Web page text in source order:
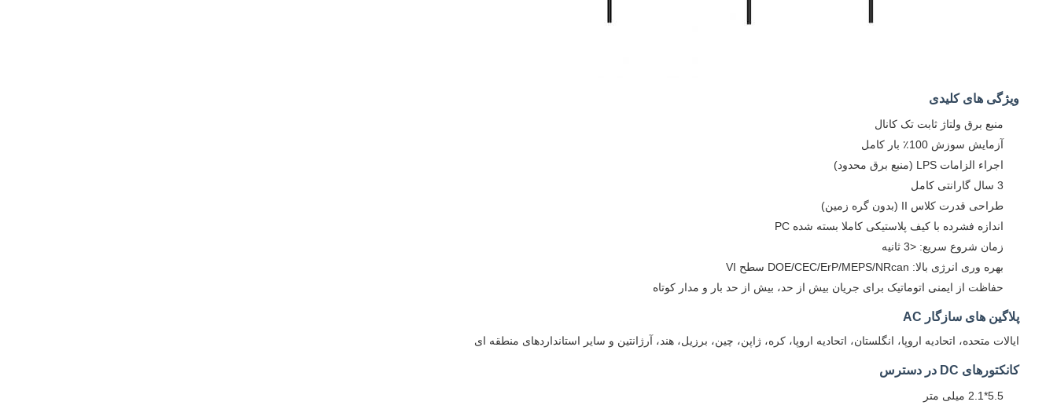
ویژگی های کلیدی
منبع برق ولتاژ ثابت تک کانال
آزمایش سوزش 100٪ بار کامل
اجراء الزامات LPS (منبع برق محدود)
3 سال گارانتی کامل
طراحی قدرت کلاس II (بدون گره زمین)
اندازه فشرده با کیف پلاستیکی کاملا بسته شده PC
زمان شروع سریع: <3 ثانیه
بهره وری انرژی بالا: DOE/CEC/ErP/MEPS/NRcan سطح VI
حفاظت از ایمنی اتوماتیک برای جریان بیش از حد، بیش از حد بار و مدار کوتاه
پلاگین های سازگار AC
ایالات متحده، اتحادیه اروپا، انگلستان، اتحادیه اروپا، کره، ژاپن، چین، برزیل، هند، آرژانتین و سایر استانداردهای منطقه ای
کانکتورهای DC در دسترس
5.5*2.1 میلی متر